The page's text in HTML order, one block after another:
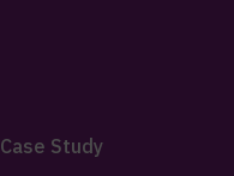
Case Study